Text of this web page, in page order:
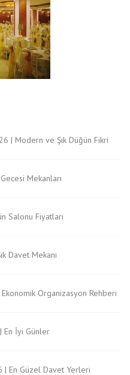
| Modern ve Şık Düğün Fikri
Mekanları
Salonu Fiyatları
Davet Mekanı
Organizasyon Rehberi
En İyi Günler
| En Güzel Davet Yerleri